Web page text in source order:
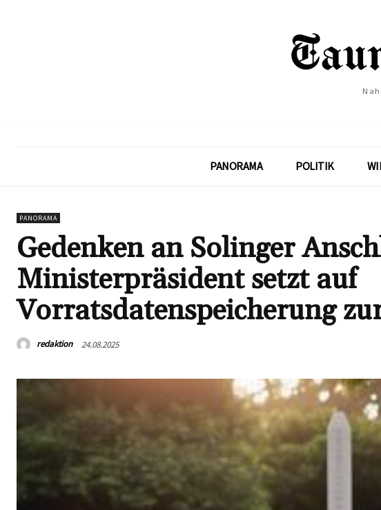
PANORAMA POLITIK
PANORAMA
Gedenken an Solinger
Ministerpräsident setzt auf
Vorratsdatenspeicherung
redaktion 24.08.2025